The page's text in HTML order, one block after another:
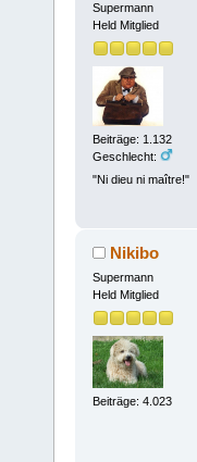
Supermann
Held Mitglied
Beiträge: 1.132
Geschlecht:
"Ni dieu ni maître!"
Nikibo
Supermann
Held Mitglied
Beiträge: 4.023